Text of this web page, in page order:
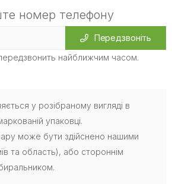
номер телефону
Передзвоніть
найближчим часом.
у розібраному вигляді в
упаковці.
може бути здійснено нашими
та область), або стороннім